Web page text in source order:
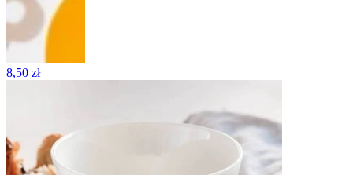
8,50 zł